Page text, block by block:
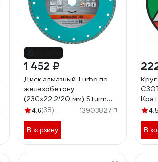
1 452 ₽
Диск алмазный Turbo по
железобетону
(230х22.2/20 мм) Sturm
9020-04-230x22-T
4.6(38) 13903827
В корзину
4.5
В